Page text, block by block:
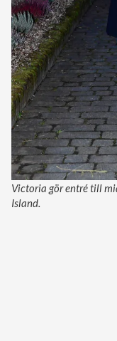
Victoria gör entré till
Island.